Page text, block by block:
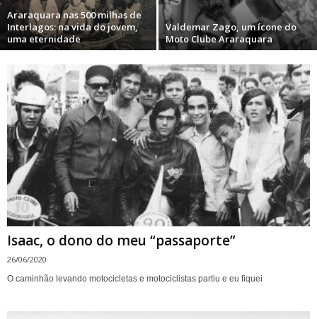
Araraquara nas 500 milhas de
Interlagos: na vida do jovem,
uma eternidade
Valdemar Zago, um ícone do
Moto Clube Araraquara
Isaac, o dono do meu “passaporte”
26/06/2020
O caminhão levando motocicletas e motociclistas partiu e eu fiquei